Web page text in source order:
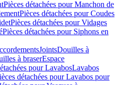
Pièces détachées pour Manchon de
Pièces détachées pour Coudes
Pièces détachées pour Vidages
Pièces détachées pour Siphons en
JointsDouilles à
à braserEspace
pour LavabosLavabos
détachées pour Lavabos pour